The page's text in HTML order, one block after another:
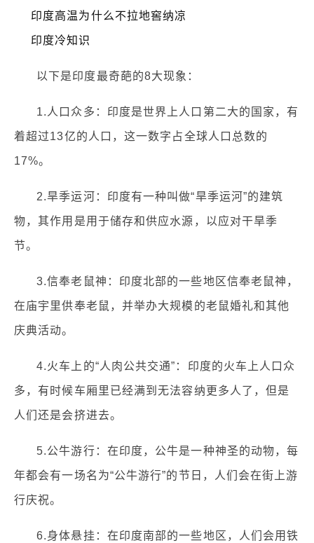
印度高温为什么不拉地窖纳凉
印度冷知识
以下是印度最奇葩的8大现象：
1.人口众多：印度是世界上人口第二大的国家，有
着超过13亿的人口，这一数字占全球人口总数的
17%。
2.旱季运河：印度有一种叫做“旱季运河”的建筑
物，其作用是用于储存和供应水源，以应对干旱季
节。
3.信奉老鼠神：印度北部的一些地区信奉老鼠神，
在庙宇里供奉老鼠，并举办大规模的老鼠婚礼和其他
庆典活动。
4.火车上的“人肉公共交通”：印度的火车上人口众
多，有时候车厢里已经满到无法容纳更多人了，但是
人们还是会挤进去。
5.公牛游行：在印度，公牛是一种神圣的动物，每
年都会有一场名为“公牛游行”的节日，人们会在街上游
行庆祝。
6.身体悬挂：在印度南部的一些地区，人们会用铁